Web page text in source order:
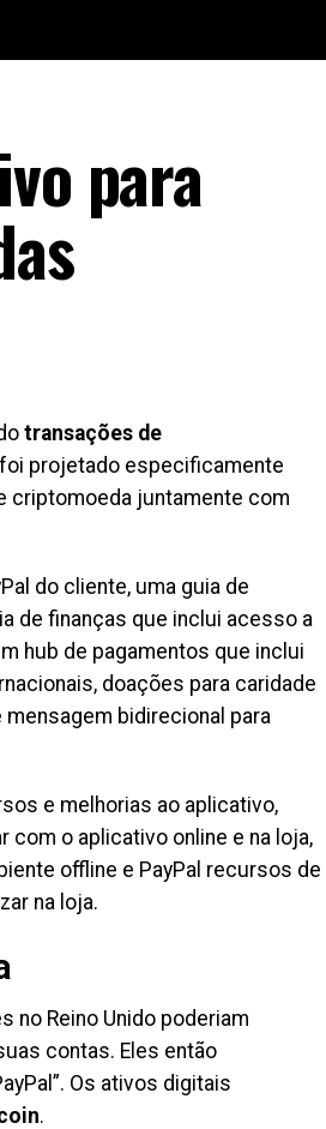
para
transações de
projetado especificamente
criptomoeda juntamente com
do cliente, uma guia de
de finanças que inclui acesso a
hub de pagamentos que inclui
doações para caridade
bidirecional para
e melhorias ao aplicativo,
o aplicativo online e na loja,
offline e PayPal recursos de
na loja.
no Reino Unido poderiam
contas. Eles então
Os ativos digitais
.